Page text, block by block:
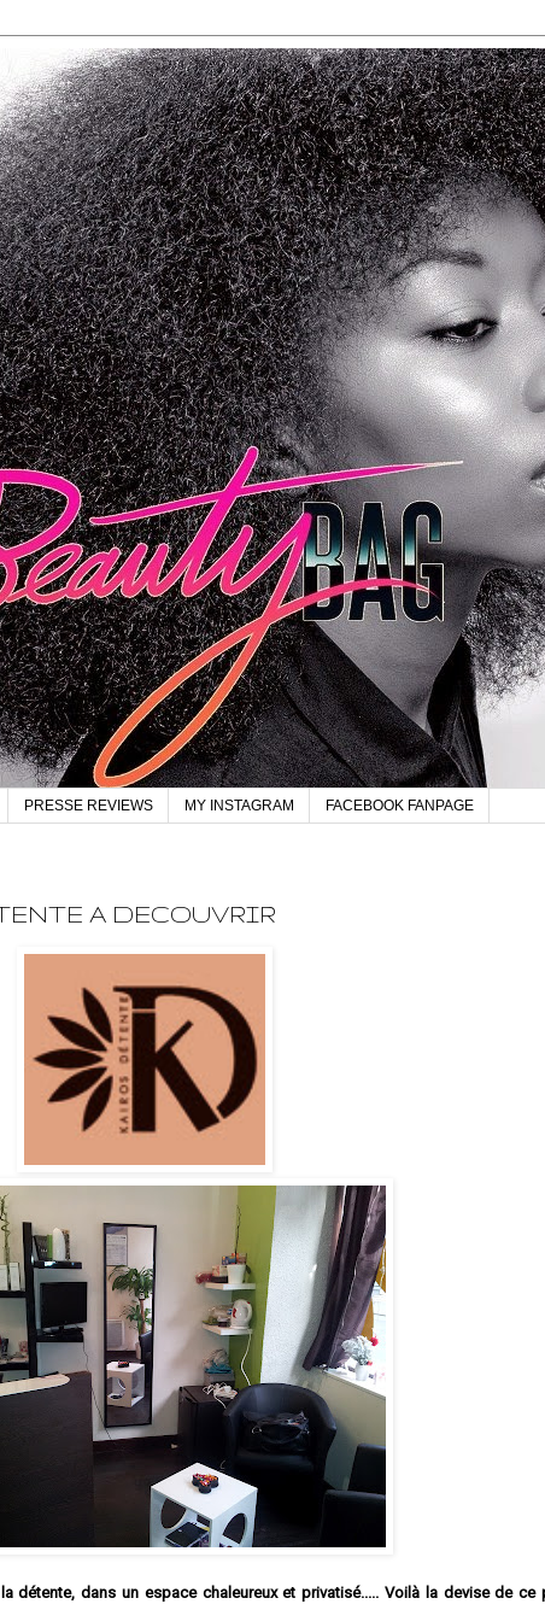
PRESSE REVIEWS MY INSTAGRAM FACEBOOK FANPAGE
A DECOUVRIR
détente, dans un espace chaleureux et privatisé..... Voilà la devise de ce